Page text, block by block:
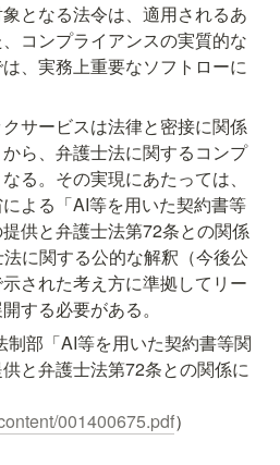
となる法令は、適用されるあ
コンプライアンスの実質的な
、実務上重要なソフトローに
サービスは法律と密接に関係
ら、弁護士法に関するコンプ
る。その実現にあたっては、
よる「AI等を用いた契約書等
供と弁護士法第72条との関係
に関する公的な解釈（今後公
された考え方に準拠してリー
する必要がある。
制部「AI等を用いた契約書等関
と弁護士法第72条との関係に
001400675.pdf）